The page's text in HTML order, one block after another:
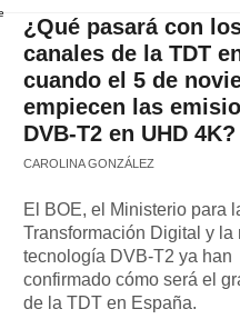
¿Qué pasará con
canales de la TDT
cuando el 5 de
empiecen las
DVB-T2 en UHD 4K?
CAROLINA GONZÁLEZ
El BOE, el Ministerio para
Transformación Digital y la
tecnología DVB-T2 ya han
confirmado cómo será el
de la TDT en España.